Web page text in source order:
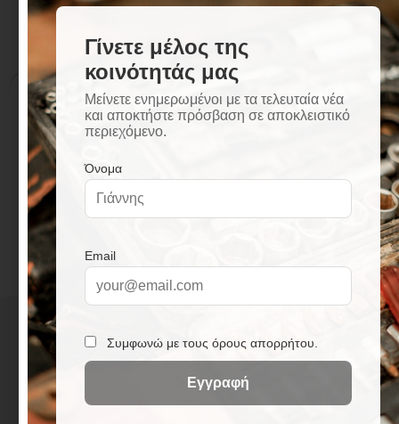
Περιγραφή Επιπλέον πληροφορίες
Περιγραφή
Καπάκι pop-up
Βαρέως τύπου
+
3
0
3